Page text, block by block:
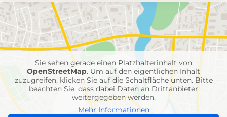
mit
Feuerwehr-
Einheiten
Sie sehen gerade einen Platzhalterinhalt von
OpenStreetMap. Um auf den eigentlichen Inhalt
zuzugreifen, klicken Sie auf die Schaltfläche unten. Bitte
beachten Sie, dass dabei Daten an Drittanbieter
weitergegeben werden.
Mehr Informationen